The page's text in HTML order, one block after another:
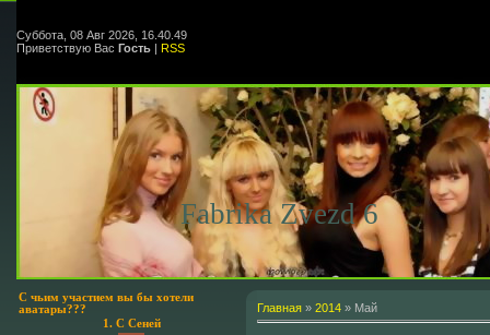
Суббота, 08 Авг 2026, 16.40.49
Приветствую Вас Гость | RSS
Fabrika Zvezd 6
С чьим участием вы бы хотели
аватары???
1. С Сеней
Главная » 2014 » Май